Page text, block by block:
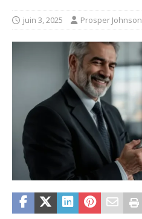
juin 3, 2025 Prosper Johnson